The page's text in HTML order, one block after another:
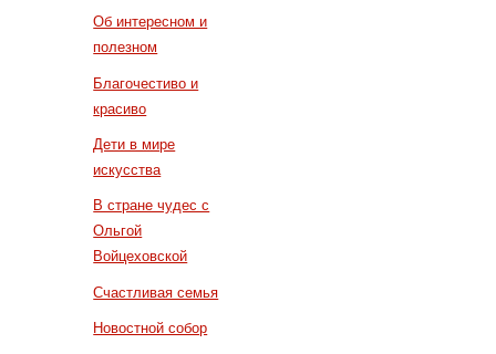
Об интересном и
полезном
Благочестиво и
красиво
Дети в мире
искусства
В стране чудес с
Ольгой
Войцеховской
Счастливая семья
Новостной собор